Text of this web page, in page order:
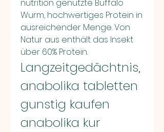
nutrition genutzte Buffalo
Wurm, hochwertiges Protein in
ausreichender Menge. Von
Natur aus enthält das Insekt
über 60% Protein.
Langzeitgedächtnis,
anabolika tabletten
gunstig kaufen
anabolika kur